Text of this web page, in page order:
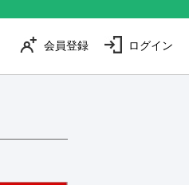
ログイン
会員登録